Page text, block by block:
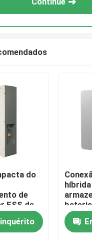
do
de
ESS de
para um
ideal
51.2V
de
ESS